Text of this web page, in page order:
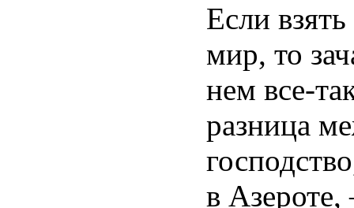
Если
мир, то
нем все-
разница
в